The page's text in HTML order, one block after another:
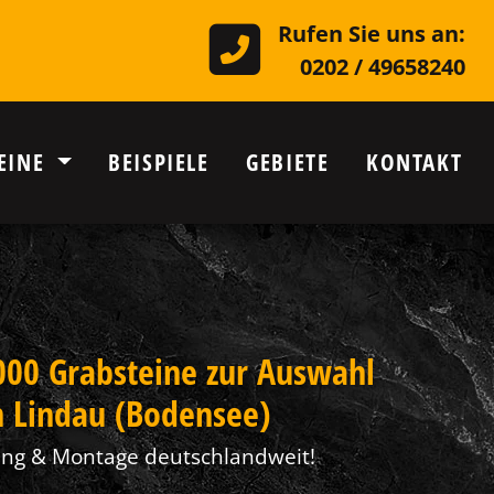
Rufen Sie uns an:
0202 / 49658240
BEISPIELE GEBIETE KONTAKT